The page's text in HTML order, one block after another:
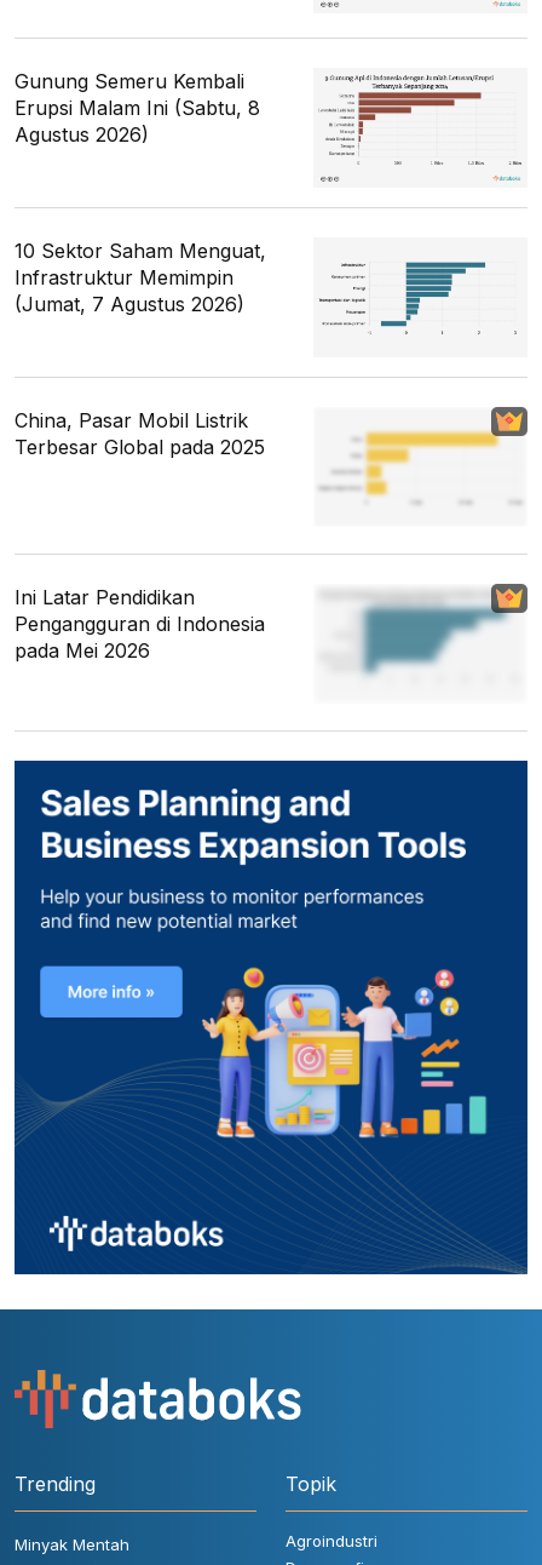
Gunung Semeru Kembali
Erupsi Malam Ini (Sabtu, 8
Agustus 2026)
10 Sektor Saham Menguat,
Infrastruktur Memimpin
(Jumat, 7 Agustus 2026)
China, Pasar Mobil Listrik
Terbesar Global pada 2025
Ini Latar Pendidikan
Pengangguran di Indonesia
pada Mei 2026
Trending
Minyak Mentah
Topik
Agroindustri